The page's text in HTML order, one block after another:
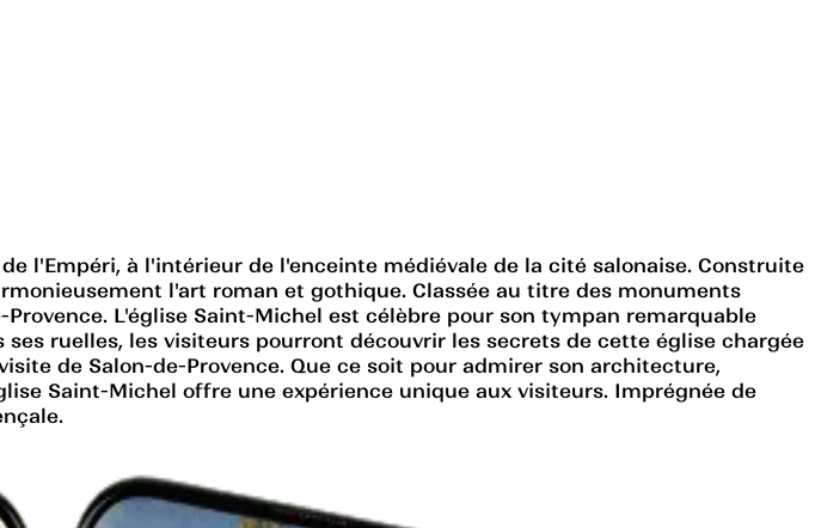
l'Empéri, à l'intérieur de l'enceinte médiévale de la cité salonaise. Construite
l'art roman et gothique. Classée au titre des monuments
L'église Saint-Michel est célèbre pour son tympan remarquable
ruelles, les visiteurs pourront découvrir les secrets de cette église chargée
de Salon-de-Provence. Que ce soit pour admirer son architecture,
Saint-Michel offre une expérience unique aux visiteurs. Imprégnée de